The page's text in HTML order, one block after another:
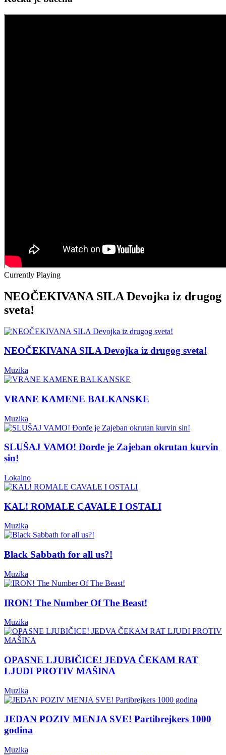
Currently Playing
NEOČEKIVANA SILA Devojka iz drugog
sveta!
NEOČEKIVANA SILA Devojka iz drugog sveta!
Muzika
VRANE KAMENE BALKANSKE
Muzika
SLUŠAJ VAMO! Đorđe je Zajeban okrutan kurvin
sin!
Lokalno
KAL! ROMALE CAVALE I OSTALI
Muzika
Black Sabbath for all us?!
Muzika
IRON! The Number Of The Beast!
Muzika
OPASNE LJUBIČICE! JEDVA ČEKAM RAT
LJUDI PROTIV MAŠINA
Muzika
JEDAN POZIV MENJA SVE! Partibrejkers 1000
godina
Muzika